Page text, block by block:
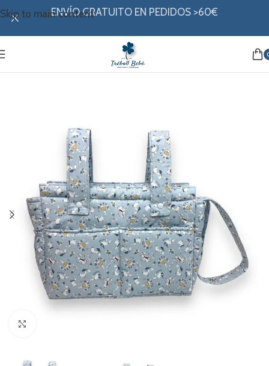
Skip to main contentENVÍO GRATUITO EN PEDIDOS >60€
Talegas